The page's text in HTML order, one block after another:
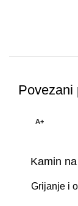
Povezani
A+
Kamin
Grijanje i